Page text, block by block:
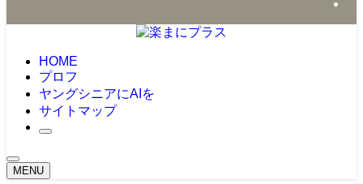
HOME
プロフ
ヤングシニアにAIを
サイトマップ
MENU